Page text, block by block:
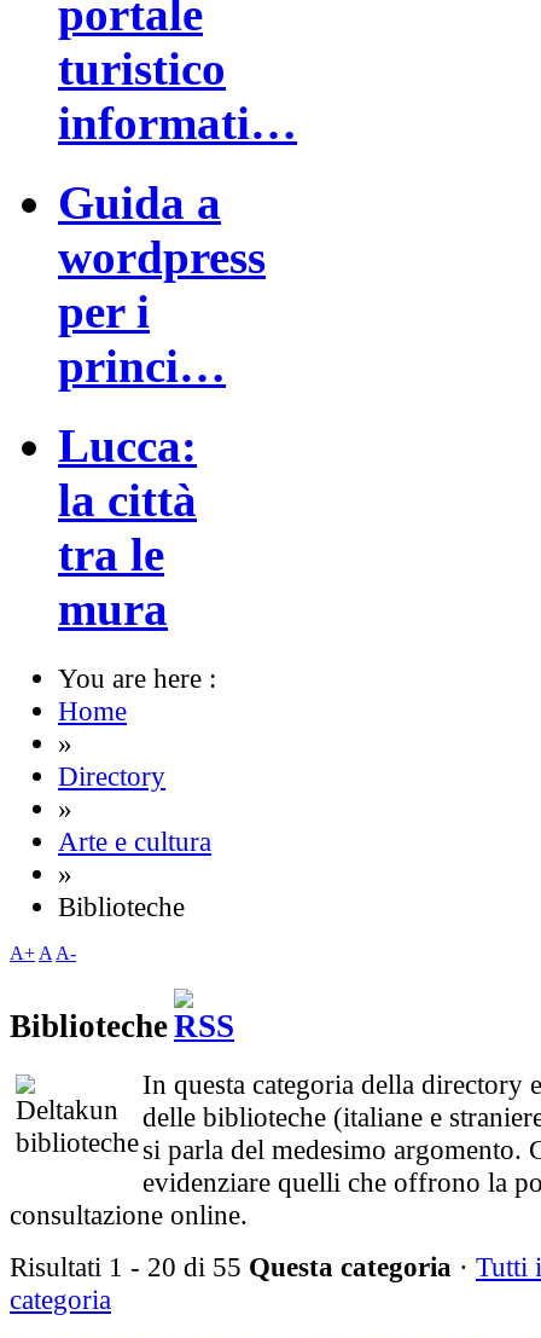
portale
turistico
informati…
Guida a
wordpress
per i
princi…
Lucca:
la città
tra le
mura
You are here :
Home
»
Directory
»
Arte e cultura
»
Biblioteche
A+ A A-
Biblioteche
In questa categoria della directory
delle biblioteche (italiane e
si parla del medesimo argomento.
evidenziare quelli che offrono la
consultazione online.
Risultati 1 - 20 di 55 Questa categoria · Tutti
categoria